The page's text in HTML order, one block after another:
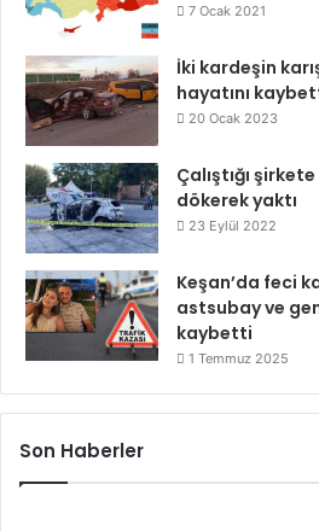
7 Ocak 2021
İki kardeşin
hayatını
20 Ocak 2023
Çalıştığı
dökerek yaktı
23 Eylül 2022
Keşan’da feci
astsubay ve
kaybetti
1 Temmuz 2025
Son Haberler